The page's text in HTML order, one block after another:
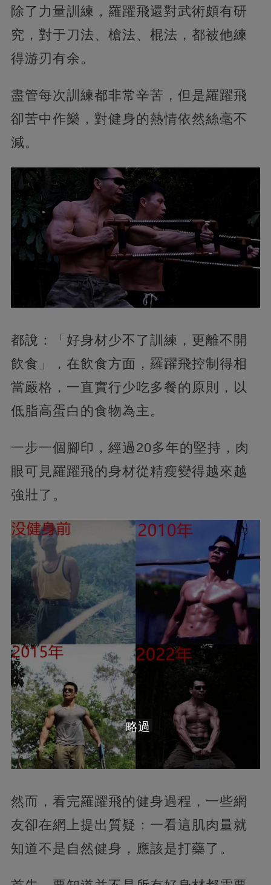
除了力量訓練，羅躍飛還對武術頗有研
究，對于刀法、槍法、棍法，都被他練
得游刃有余。
盡管每次訓練都非常辛苦，但是羅躍飛
卻苦中作樂，對健身的熱情依然絲毫不
減。
都說：「好身材少不了訓練，更離不開
飲食」，在飲食方面，羅躍飛控制得相
當嚴格，一直實行少吃多餐的原則，以
低脂高蛋白的食物為主。
一步一個腳印，經過20多年的堅持，肉
眼可見羅躍飛的身材從精瘦變得越來越
強壯了。
然而，看完羅躍飛的健身過程，一些網
友卻在網上提出質疑：一看這肌肉量就
知道不是自然健身，應該是打藥了。
略過